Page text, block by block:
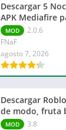
Descargar 5
APK Mediafire
MOD
2.0.6
FNaF
agosto 7, 2026
Descargar
de modo, fruta
MOD
3.8